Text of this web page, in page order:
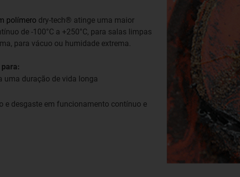
polímero dry-tech® atinge uma maior
de -100°C a +250°C, para salas limpas
para vácuo ou humidade extrema.
uma duração de vida longa
e desgaste em funcionamento contínuo e